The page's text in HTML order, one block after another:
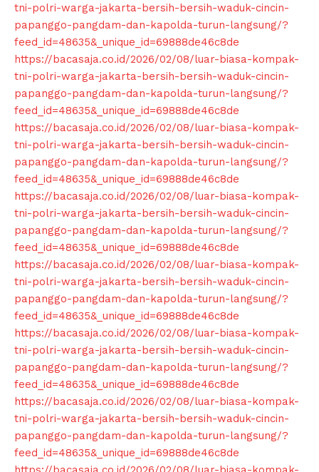
tni-polri-warga-jakarta-bersih-bersih-waduk-cincin-
papanggo-pangdam-dan-kapolda-turun-langsung/?
feed_id=48635&_unique_id=69888de46c8de
https://bacasaja.co.id/2026/02/08/luar-biasa-kompak-
tni-polri-warga-jakarta-bersih-bersih-waduk-cincin-
papanggo-pangdam-dan-kapolda-turun-langsung/?
feed_id=48635&_unique_id=69888de46c8de
https://bacasaja.co.id/2026/02/08/luar-biasa-kompak-
tni-polri-warga-jakarta-bersih-bersih-waduk-cincin-
papanggo-pangdam-dan-kapolda-turun-langsung/?
feed_id=48635&_unique_id=69888de46c8de
https://bacasaja.co.id/2026/02/08/luar-biasa-kompak-
tni-polri-warga-jakarta-bersih-bersih-waduk-cincin-
papanggo-pangdam-dan-kapolda-turun-langsung/?
feed_id=48635&_unique_id=69888de46c8de
https://bacasaja.co.id/2026/02/08/luar-biasa-kompak-
tni-polri-warga-jakarta-bersih-bersih-waduk-cincin-
papanggo-pangdam-dan-kapolda-turun-langsung/?
feed_id=48635&_unique_id=69888de46c8de
https://bacasaja.co.id/2026/02/08/luar-biasa-kompak-
tni-polri-warga-jakarta-bersih-bersih-waduk-cincin-
papanggo-pangdam-dan-kapolda-turun-langsung/?
feed_id=48635&_unique_id=69888de46c8de
https://bacasaja.co.id/2026/02/08/luar-biasa-kompak-
tni-polri-warga-jakarta-bersih-bersih-waduk-cincin-
papanggo-pangdam-dan-kapolda-turun-langsung/?
feed_id=48635&_unique_id=69888de46c8de